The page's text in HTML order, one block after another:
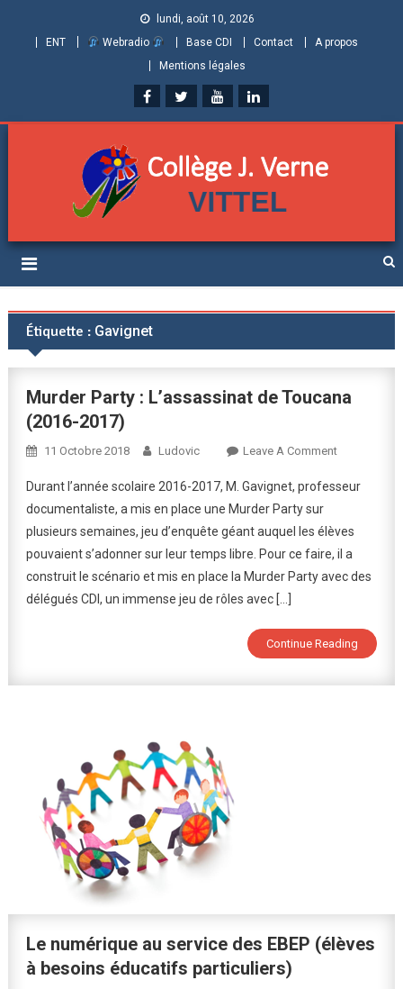
lundi, août 10, 2026
ENT
Webradio Base CDI Contact
A propos
Mentions légales
Collège Jules Verne de
Vittel (Vosges)
Étiquette : Gavignet
Murder Party : L’assassinat de Toucana
(2016-2017)
11 Octobre 2018 Ludovic Leave A CommentOn
Party
L’assassinat
De
Toucana
Durant l’année scolaire 2016-2017, M. Gavignet, professeur
documentaliste, a mis en place une Murder Party sur
plusieurs semaines, jeu d’enquête géant auquel les élèves
pouvaient s’adonner sur leur temps libre. Pour ce faire, il a
construit le scénario et mis en place la Murder Party avec des
délégués CDI, un immense jeu de rôles avec […]
Continue Reading
Le numérique au service des EBEP (élèves
à besoins éducatifs particuliers)